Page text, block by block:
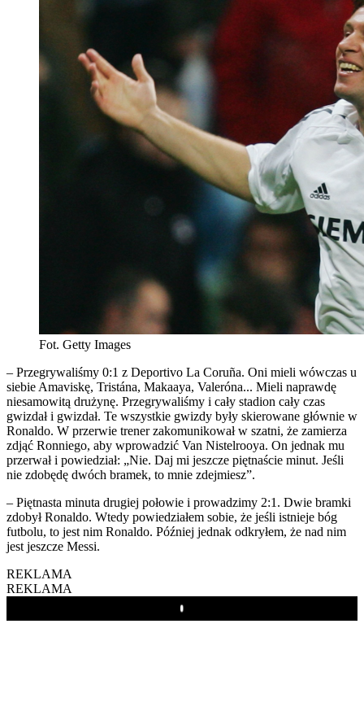
Fot. Getty Images
– Przegrywaliśmy 0:1 z Deportivo La Coruña. Oni mieli wówczas u
siebie Amaviskę, Tristána, Makaaya, Valeróna... Mieli naprawdę
niesamowitą drużynę. Przegrywaliśmy i cały stadion cały czas
gwizdał i gwizdał. Te wszystkie gwizdy były skierowane głównie w
Ronaldo. W przerwie trener zakomunikował w szatni, że zamierza
zdjąć Ronniego, aby wprowadzić Van Nistelrooya. On jednak mu
przerwał i powiedział: „Nie. Daj mi jeszcze piętnaście minut. Jeśli
nie zdobędę dwóch bramek, to mnie zdejmiesz”.
– Piętnasta minuta drugiej połowie i prowadzimy 2:1. Dwie bramki
zdobył Ronaldo. Wtedy powiedziałem sobie, że jeśli istnieje bóg
futbolu, to jest nim Ronaldo. Później jednak odkryłem, że nad nim
jest jeszcze Messi.
REKLAMA
REKLAMA
Play